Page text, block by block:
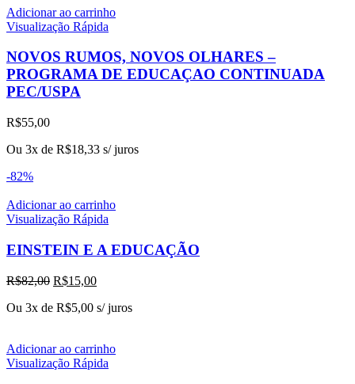
Adicionar ao carrinho
Visualização Rápida
NOVOS RUMOS, NOVOS OLHARES –
PROGRAMA DE EDUCAÇAO CONTINUADA
PEC/USPA
R$55,00
Ou 3x de R$18,33 s/ juros
-82%
Adicionar ao carrinho
Visualização Rápida
EINSTEIN E A EDUCAÇÃO
R$82,00 O
original
R$15,00O
atual
Ou 3x de R$5,00 s/ juros
Adicionar ao carrinho
Visualização Rápida